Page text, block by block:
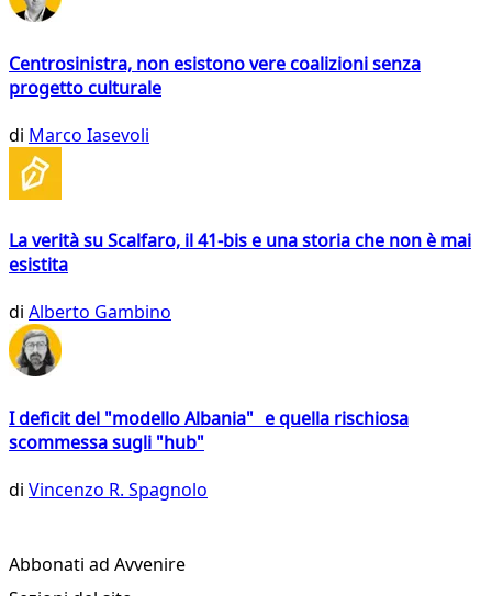
Centrosinistra, non esistono vere coalizioni senza
progetto culturale
di Marco Iasevoli
La verità su Scalfaro, il 41-bis e una storia che non è mai
esistita
di Alberto Gambino
I deficit del "modello Albania" e quella rischiosa
scommessa sugli "hub"
di Vincenzo R. Spagnolo
Abbonati ad Avvenire